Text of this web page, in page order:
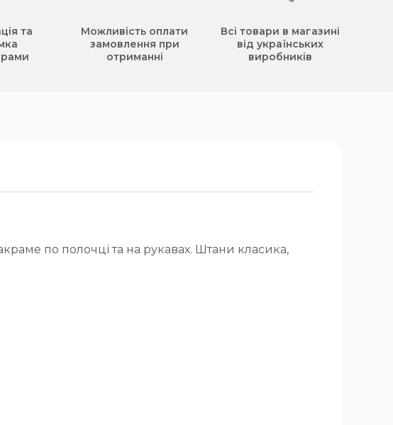
та
Можливість оплати
замовлення при
отриманні
Всі товари в магазині
від українських
виробників
по полочці та на рукавах. Штани класика,